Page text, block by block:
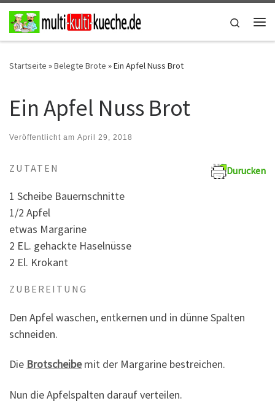
Zum Inhalt springen
Search
Startseite »Belegte Brote »Ein Apfel Nuss Brot
Ein Apfel Nuss Brot
Veröffentlicht am April 29, 2018
Durucken
ZUTATEN
1 Scheibe Bauernschnitte
1/2 Apfel
etwas Margarine
2 EL. gehackte Haselnüsse
2 El. Krokant
ZUBEREITUNG
Den Apfel waschen, entkernen und in dünne Spalten
schneiden.
Die Brotscheibemit der Margarine bestreichen.
Nun die Apfelspalten darauf verteilen.